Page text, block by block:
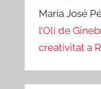
María José
l’Oli de
creativitat a